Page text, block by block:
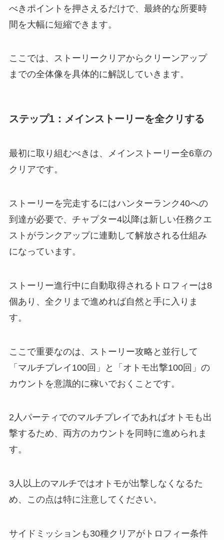
べきポイントを押さえるだけで、最終的な所要時
間を大幅に短縮できます。
ここでは、ストーリークリアからクリーンアップ
までの全体像を具体的に解説していきます。
ステップ1：メインストーリーを全クリする
最初に取り組むべきは、メインストーリー全6章の
クリアです。
ストーリーを完走するにはハンターランク40への
到達が必要で、チャプター4以降は新しい任務クエ
ストがランクアップに連動して解放される仕組み
になっています。
ストーリー進行中に自動取得されるトロフィーは8
個あり、全クリまで進めれば自然と手に入りま
す。
ここで重要なのは、ストーリー攻略と並行して
「マルチプレイ100回」と「オトモ出撃100回」の
カウントを意識的に稼いでおくことです。
2人パーティでのマルチプレイであればオトモも出
撃するため、両方のカウントを同時に進められま
す。
3人以上のマルチではオトモが出撃しなくなるた
め、この点は特に注意してください。
サイドミッションも30種クリアがトロフィー条件